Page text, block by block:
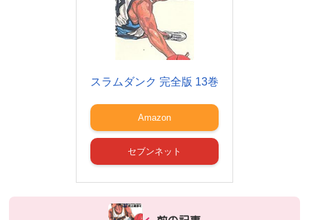
スラムダンク 完全版 13巻
Amazon
セブンネット